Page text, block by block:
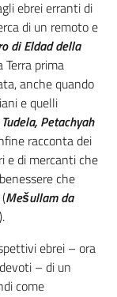
ebrei erranti di
di un remoto e
di Eldad della
Terra prima
anche quando
e quelli
Petachyah
racconta dei
e di mercanti che
che
Mešullam da
).
ebrei – ora
– di un
come